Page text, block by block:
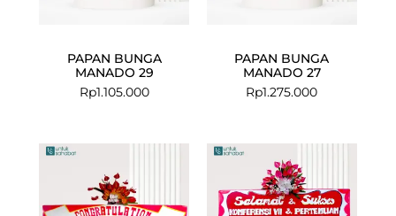
PAPAN BUNGA
MANADO 29
Rp1.105.000
PAPAN BUNGA
MANADO 27
Rp1.275.000